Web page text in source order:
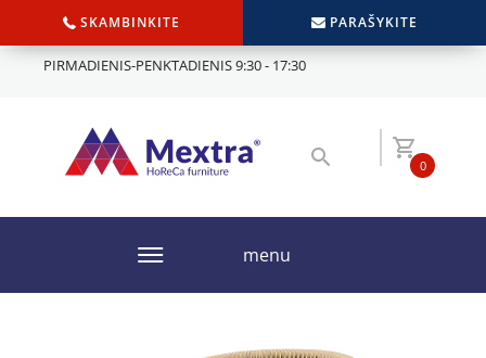
SKAMBINKITE PARAŠYKITE
PIRMADIENIS-PENKTADIENIS 9:30 - 17:30
0
menu